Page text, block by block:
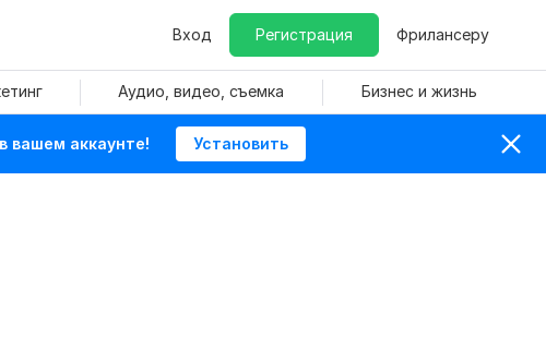
Вход Регистрация Фрилансеру
Аудио, видео, съемка Бизнес и жизнь
вашем аккаунте! Установить